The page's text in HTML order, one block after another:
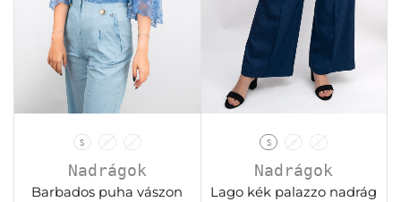
S M L
Nadrágok
Barbados puha vászon
S M L
Nadrágok
Lago kék palazzo nadrág